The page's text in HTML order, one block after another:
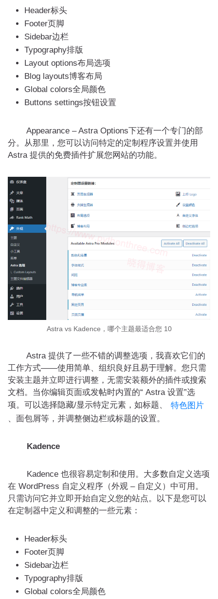
Header标头
Footer页脚
Sidebar边栏
Typography排版
Layout options布局选项
Blog layouts博客布局
Global colors全局颜色
Buttons settings按钮设置
Appearance – Astra Options下还有一个专门的部
分。从那里，您可以访问特定的定制程序设置并使用
Astra 提供的免费插件扩展您网站的功能。
Astra vs Kadence，哪个主题最适合您 10
Astra 提供了一些不错的调整选项，我喜欢它们的
工作方式——使用简单、组织良好且易于理解。您只需
安装主题并立即进行调整，无需安装额外的插件或搜索
文档。当你编辑页面或发帖时内置的“ Astra 设置”选
项。可以选择隐藏/显示特定元素，如标题、
特色图片
、面包屑等，并调整侧边栏或标题的设置。
Kadence
Kadence 也很容易定制和使用。大多数自定义选项
在 WordPress 自定义程序（外观 – 自定义）中可用。
只需访问它并立即开始自定义您的站点。以下是您可以
在定制器中定义和调整的一些元素：
Header标头
Footer页脚
Sidebar边栏
Typography排版
Global colors全局颜色